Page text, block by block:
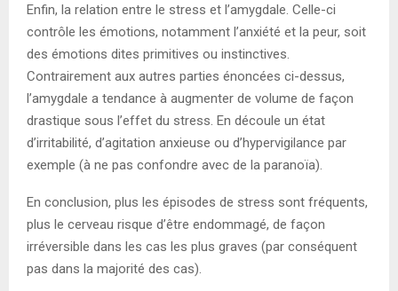
Enfin, la relation entre le stress et l’amygdale. Celle-ci
contrôle les émotions, notamment l’anxiété et la peur, soit
des émotions dites primitives ou instinctives.
Contrairement aux autres parties énoncées ci-dessus,
l’amygdale a tendance à augmenter de volume de façon
drastique sous l’effet du stress. En découle un état
d’irritabilité, d’agitation anxieuse ou d’hypervigilance par
exemple (à ne pas confondre avec de la paranoïa).
En conclusion, plus les épisodes de stress sont fréquents,
plus le cerveau risque d’être endommagé, de façon
irréversible dans les cas les plus graves (par conséquent
pas dans la majorité des cas).